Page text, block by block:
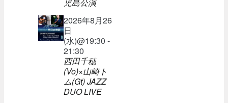
児島公演
2026年8月26
日
(水)@19:30 -
21:30
西田千穂
(Vo)×山崎ト
ム(Gt) JAZZ
DUO LIVE